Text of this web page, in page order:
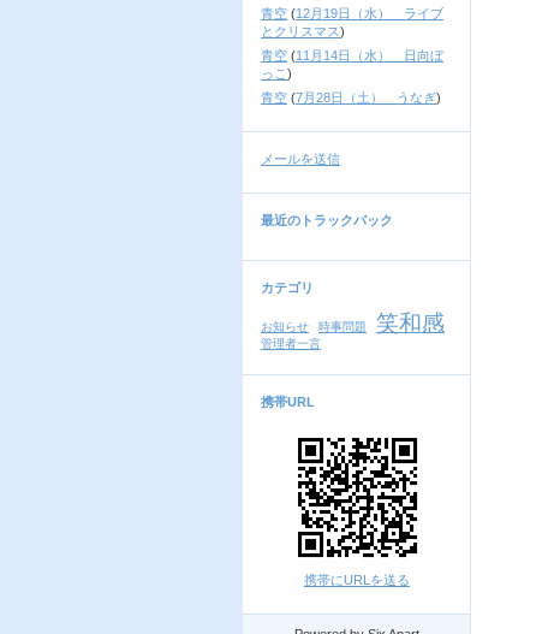
青空 (12月19日（水） ライブ
とクリスマス)
青空 (11月14日（水） 日向ぼ
っこ )
青空 (7月28日（土） うなぎ)
メールを送信
最近のトラックバック
カテゴリ
お知らせ 時事問題 笑和感
管理者一言
携帯URL
携帯にURLを送る